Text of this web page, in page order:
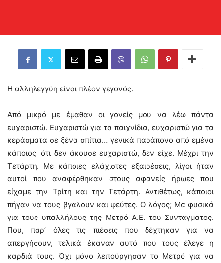
Η αλληλεγγύη είναι πλέον γεγονός.
Από μικρό με έμαθαν οι γονείς μου να λέω πάντα
ευχαριστώ. Ευχαριστώ για τα παιχνίδια, ευχαριστώ για τα
κεράσματα σε ξένα σπίτια… γενικά παράπονο από εμένα
κάποιος, ότι δεν άκουσε ευχαριστώ, δεν είχε. Μέχρι την
Τετάρτη. Με κάποιες ελάχιστες εξαιρέσεις, λίγοι ήταν
αυτοί που αναφέρθηκαν στους αφανείς ήρωες που
είχαμε την Τρίτη και την Τετάρτη. Αντιθέτως, κάποιοι
πήγαν να τους βγάλουν και ψεύτες. Ο λόγος; Μα φυσικά
για τους υπαλλήλους της Μετρό Α.Ε. του Συντάγματος.
Που, παρ’ όλες τις πιέσεις που δέχτηκαν για να
απεργήσουν, τελικά έκαναν αυτό που τους έλεγε η
καρδιά τους. Όχι μόνο λειτούργησαν το Μετρό για να